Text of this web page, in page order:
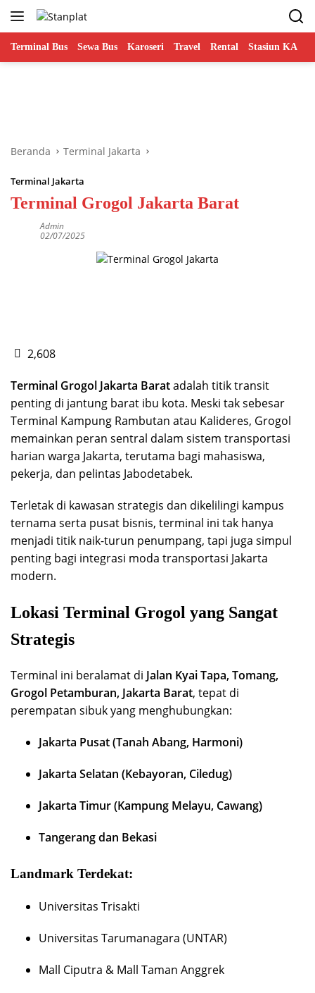
Langsung
Terminal Bus Sewa Bus Karoseri Travel Rental Stasiun KA
Beranda Terminal Jakarta
Terminal Jakarta
Terminal Grogol Jakarta Barat
Admin
02/07/2025
2,608
Terminal Grogol Jakarta Baratadalah titik transit
penting di jantung barat ibu kota. Meski tak sebesar
Terminal Kampung Rambutan atau Kalideres, Grogol
memainkan peran sentral dalam sistem transportasi
harian warga Jakarta, terutama bagi mahasiswa,
pekerja, dan pelintas Jabodetabek.
Terletak di kawasan strategis dan dikelilingi kampus
ternama serta pusat bisnis, terminal ini tak hanya
menjadi titik naik-turun penumpang, tapi juga simpul
penting bagi integrasi moda transportasi Jakarta
modern.
Lokasi Terminal Grogol yang Sangat
Strategis
Terminal ini beralamat di Jalan Kyai Tapa, Tomang,
Grogol Petamburan, Jakarta Barat, tepat di
perempatan sibuk yang menghubungkan:
Jakarta Pusat (Tanah Abang, Harmoni)
Jakarta Selatan (Kebayoran, Ciledug)
Jakarta Timur (Kampung Melayu, Cawang)
Tangerang dan Bekasi
Landmark Terdekat:
Universitas Trisakti
Universitas Tarumanagara (UNTAR)
Mall Ciputra & Mall Taman Anggrek